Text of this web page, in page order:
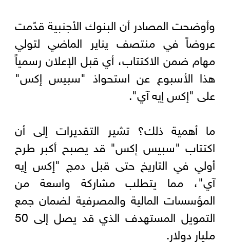
وأوضحت المصادر أن البنوك الأجنبية قدّمت
عروضاً في منتصف يناير الماضي لتولي
مهام ضمن الاكتتاب، أي قبل الإعلان رسمياً
هذا الأسبوع عن استحواذ "سبيس إكس"
على "إكس إيه آي".
ما أهمية ذلك؟ تشير التقديرات إلى أن
اكتتاب "سبيس إكس" قد يصبح أكبر طرح
أولي في التاريخ حتى قبل دمج "إكس إيه
آي"، مما يتطلب مشاركة واسعة من
المؤسسات المالية والمصرفية لضمان جمع
التمويل المستهدف الذي قد يصل إلى 50
مليار دولار.